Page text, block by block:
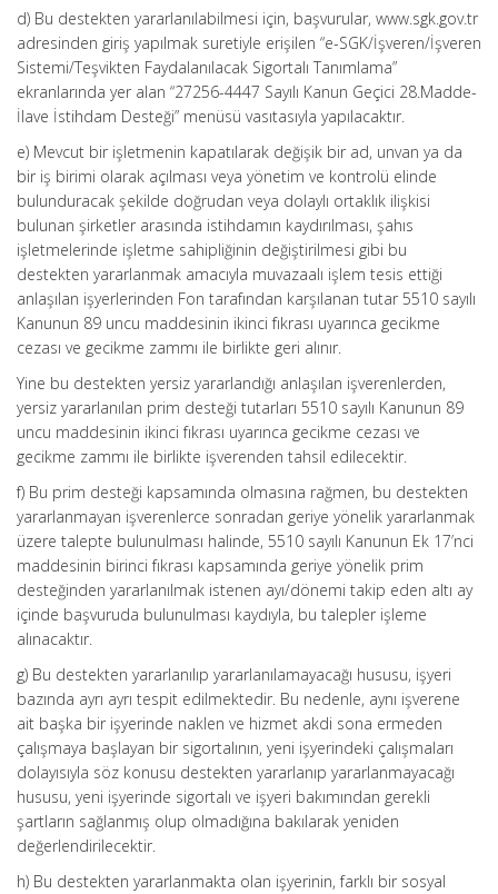
d) Bu destekten yararlanılabilmesi için, başvurular, www.sgk.gov.tr
adresinden giriş yapılmak suretiyle erişilen “e-SGK/İşveren/İşveren
Sistemi/Teşvikten Faydalanılacak Sigortalı Tanımlama”
ekranlarında yer alan “27256-4447 Sayılı Kanun Geçici 28.Madde-
İlave İstihdam Desteği” menüsü vasıtasıyla yapılacaktır.
e) Mevcut bir işletmenin kapatılarak değişik bir ad, unvan ya da
bir iş birimi olarak açılması veya yönetim ve kontrolü elinde
bulunduracak şekilde doğrudan veya dolaylı ortaklık ilişkisi
bulunan şirketler arasında istihdamın kaydırılması, şahıs
işletmelerinde işletme sahipliğinin değiştirilmesi gibi bu
destekten yararlanmak amacıyla muvazaalı işlem tesis ettiği
anlaşılan işyerlerinden Fon tarafından karşılanan tutar 5510 sayılı
Kanunun 89 uncu maddesinin ikinci fıkrası uyarınca gecikme
cezası ve gecikme zammı ile birlikte geri alınır.
Yine bu destekten yersiz yararlandığı anlaşılan işverenlerden,
yersiz yararlanılan prim desteği tutarları 5510 sayılı Kanunun 89
uncu maddesinin ikinci fıkrası uyarınca gecikme cezası ve
gecikme zammı ile birlikte işverenden tahsil edilecektir.
f) Bu prim desteği kapsamında olmasına rağmen, bu destekten
yararlanmayan işverenlerce sonradan geriye yönelik yararlanmak
üzere talepte bulunulması halinde, 5510 sayılı Kanunun Ek 17’nci
maddesinin birinci fıkrası kapsamında geriye yönelik prim
desteğinden yararlanılmak istenen ayı/dönemi takip eden altı ay
içinde başvuruda bulunulması kaydıyla, bu talepler işleme
alınacaktır.
g) Bu destekten yararlanılıp yararlanılamayacağı hususu, işyeri
bazında ayrı ayrı tespit edilmektedir. Bu nedenle, aynı işverene
ait başka bir işyerinde naklen ve hizmet akdi sona ermeden
çalışmaya başlayan bir sigortalının, yeni işyerindeki çalışmaları
dolayısıyla söz konusu destekten yararlanıp yararlanmayacağı
hususu, yeni işyerinde sigortalı ve işyeri bakımından gerekli
şartların sağlanmış olup olmadığına bakılarak yeniden
değerlendirilecektir.
h) Bu destekten yararlanmakta olan işyerinin, farklı bir sosyal